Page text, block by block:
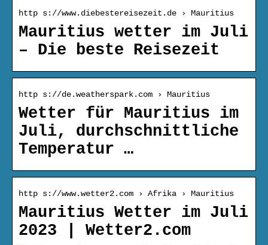
http s://www.diebestereisezeit.de › Mauritius
Mauritius wetter im Juli
– Die beste Reisezeit
http s://de.weatherspark.com › Mauritius
Wetter für Mauritius im
Juli, durchschnittliche
Temperatur …
http s://www.wetter2.com › Afrika › Mauritius
Mauritius Wetter im Juli
2023 | Wetter2.com